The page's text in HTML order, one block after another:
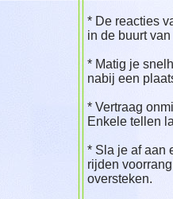
* De reacties
in de buurt
* Matig je
nabij een
* Vertraag
Enkele tellen
* Sla je af aan
rijden
oversteken.